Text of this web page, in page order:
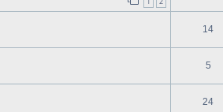
14
5
24